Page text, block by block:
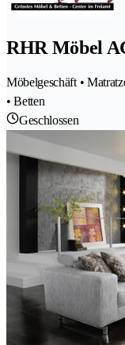
RHR Möbel
Möbelgeschäft •
• Betten
Geschlossen